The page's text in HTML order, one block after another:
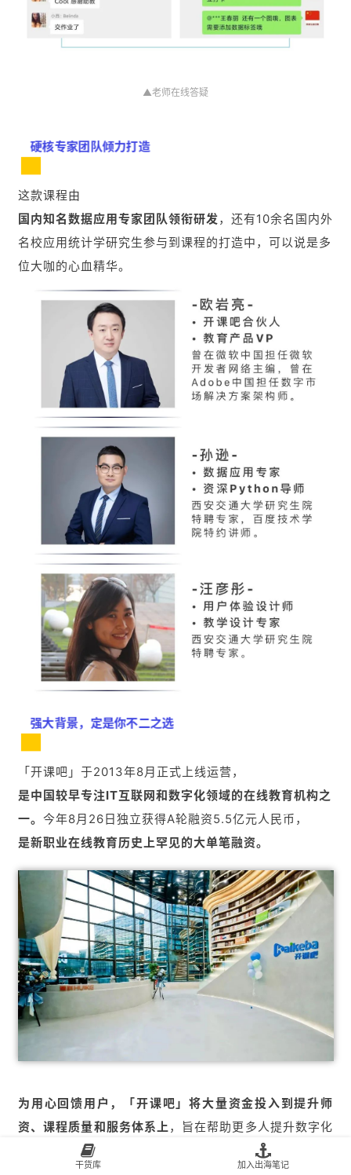
▲老师在线答疑
硬核专家团队倾力打造
这款课程由
国内知名数据应用专家团队领衔研发，还有10余名国内外
名校应用统计学研究生参与到课程的打造中，可以说是多
位大咖的心血精华。
强大背景，定是你不二之选
「开课吧」于2013年8月正式上线运营，
是中国较早专注IT互联网和数字化领域的在线教育机构之
一。 今年8月26日独立获得A轮融资5.5亿元人民币，
是新职业在线教育历史上罕见的大单笔融资。
为用心回馈用户，「开课吧」将大量资金投入到提升师
资、课程质量和服务体系上 ，旨在帮助更多人提升数字化
能力，以适应数字化时代发展潮流，在数字化发展潮流中
干货库 加入出海笔记